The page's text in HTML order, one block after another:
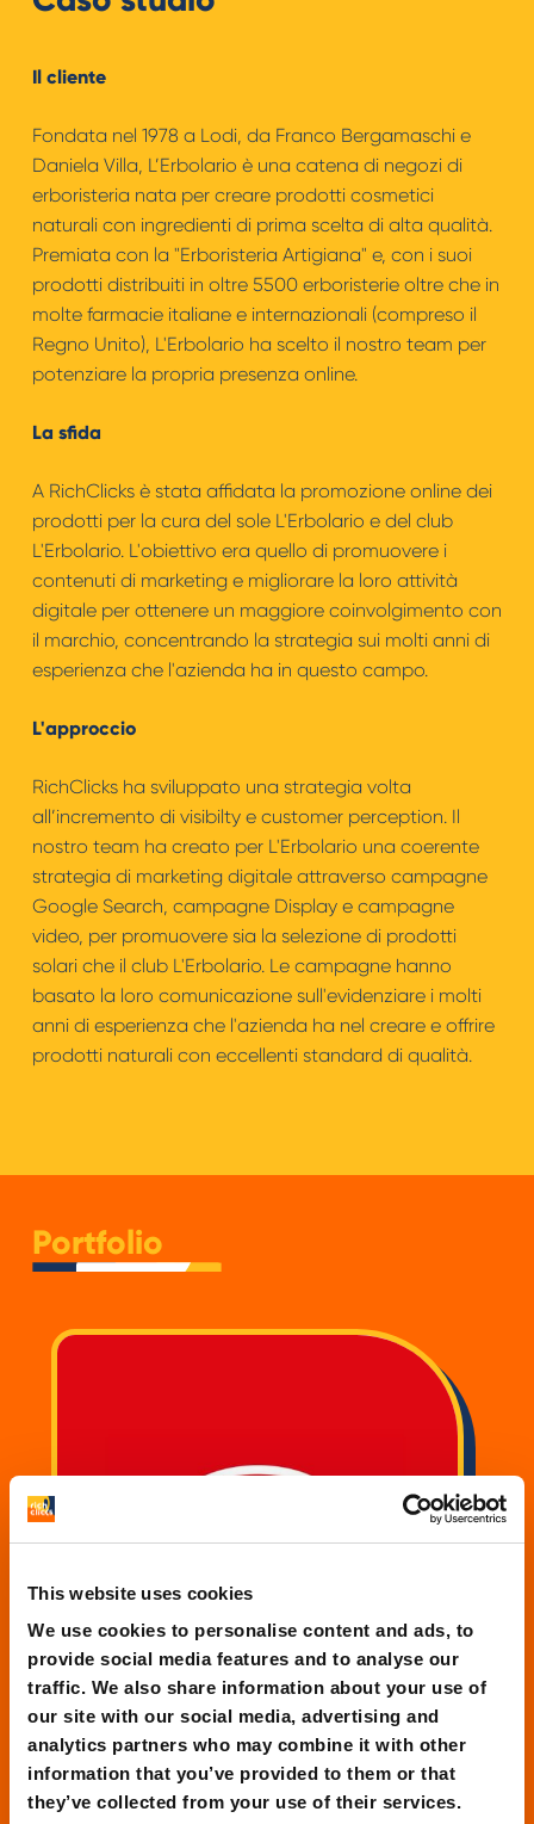
This website uses cookies
We use cookies to personalise content and ads, to
provide social media features and to analyse our
traffic. We also share information about your use of
our site with our social media, advertising and
analytics partners who may combine it with other
information that you’ve provided to them or that
they’ve collected from your use of their services.
Il cliente
Fondata nel 1978 a Lodi, da Franco Bergamaschi e
Daniela Villa, L’Erbolario è una catena di negozi di
erboristeria nata per creare prodotti cosmetici
naturali con ingredienti di prima scelta di alta qualità.
Premiata con la "Erboristeria Artigiana" e, con i suoi
prodotti distribuiti in oltre 5500 erboristerie oltre che in
molte farmacie italiane e internazionali (compreso il
Regno Unito), L'Erbolario ha scelto il nostro team per
potenziare la propria presenza online.
La sfida
A RichClicks è stata affidata la promozione online dei
prodotti per la cura del sole L'Erbolario e del club
L'Erbolario. L'obiettivo era quello di promuovere i
contenuti di marketing e migliorare la loro attività
digitale per ottenere un maggiore coinvolgimento con
il marchio, concentrando la strategia sui molti anni di
esperienza che l'azienda ha in questo campo.
L'approccio
RichClicks ha sviluppato una strategia volta
all’incremento di visibilty e customer perception. Il
nostro team ha creato per L'Erbolario una coerente
strategia di marketing digitale attraverso campagne
Google Search, campagne Display e campagne
video, per promuovere sia la selezione di prodotti
solari che il club L'Erbolario. Le campagne hanno
basato la loro comunicazione sull'evidenziare i molti
anni di esperienza che l'azienda ha nel creare e offrire
prodotti naturali con eccellenti standard di qualità.
Portfolio
SAIS Autolinee